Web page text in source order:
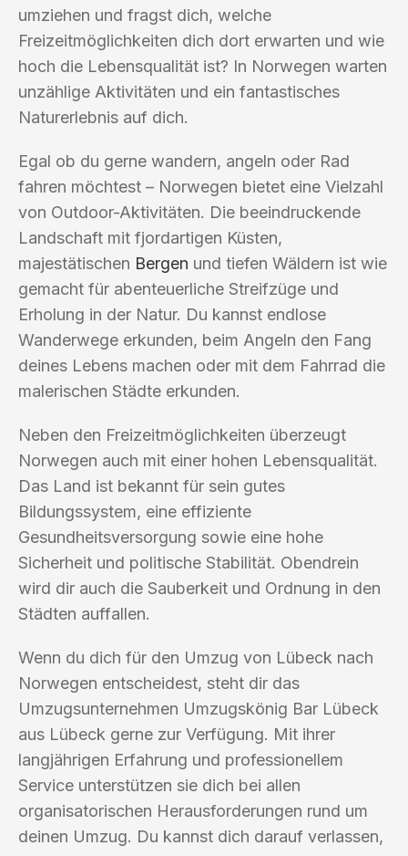
umziehen und fragst dich, welche
Freizeitmöglichkeiten dich dort erwarten und wie
hoch die Lebensqualität ist? In Norwegen warten
unzählige Aktivitäten und ein fantastisches
Naturerlebnis auf dich.
Egal ob du gerne wandern, angeln oder Rad
fahren möchtest – Norwegen bietet eine Vielzahl
von Outdoor-Aktivitäten. Die beeindruckende
Landschaft mit fjordartigen Küsten,
majestätischen Bergen und tiefen Wäldern ist wie
gemacht für abenteuerliche Streifzüge und
Erholung in der Natur. Du kannst endlose
Wanderwege erkunden, beim Angeln den Fang
deines Lebens machen oder mit dem Fahrrad die
malerischen Städte erkunden.
Neben den Freizeitmöglichkeiten überzeugt
Norwegen auch mit einer hohen Lebensqualität.
Das Land ist bekannt für sein gutes
Bildungssystem, eine effiziente
Gesundheitsversorgung sowie eine hohe
Sicherheit und politische Stabilität. Obendrein
wird dir auch die Sauberkeit und Ordnung in den
Städten auffallen.
Wenn du dich für den Umzug von Lübeck nach
Norwegen entscheidest, steht dir das
Umzugsunternehmen Umzugskönig Bar Lübeck
aus Lübeck gerne zur Verfügung. Mit ihrer
langjährigen Erfahrung und professionellem
Service unterstützen sie dich bei allen
organisatorischen Herausforderungen rund um
deinen Umzug. Du kannst dich darauf verlassen,